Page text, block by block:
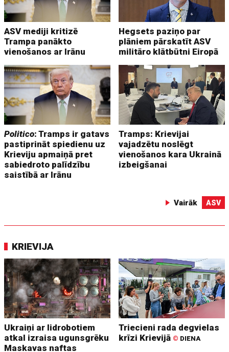
ASV mediji kritizē
Trampa panākto
vienošanos ar Irānu
Hegsets paziņo par
plāniem pārskatīt ASV
militāro klātbūtni Eiropā
Politico: Tramps ir gatavs
pastiprināt spiedienu uz
Krieviju apmaiņā pret
sabiedroto palīdzību
saistībā ar Irānu
Tramps: Krievijai
vajadzētu noslēgt
vienošanos kara Ukrainā
izbeigšanai
Vairāk ASV
KRIEVIJA
Ukraiņi ar lidrobotiem
atkal izraisa ugunsgrēku
Maskavas naftas
Triecieni rada degvielas
krīzi Krievijā © DIENA